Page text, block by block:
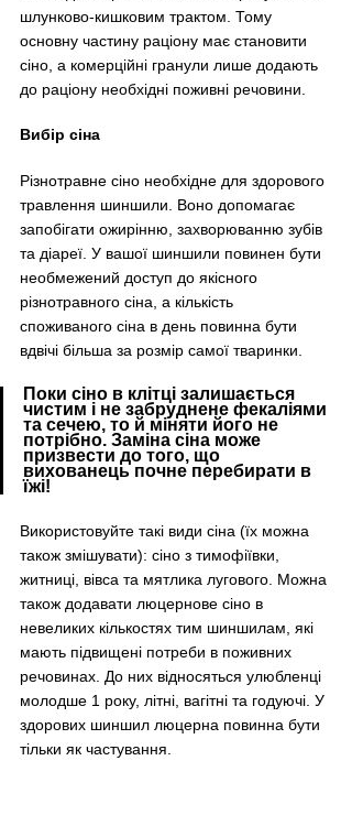
шлунково-кишковим трактом. Тому
основну частину раціону має становити
сіно, а комерційні гранули лише додають
до раціону необхідні поживні речовини.
Вибір сіна
Різнотравне сіно необхідне для здорового
травлення шиншили. Воно допомагає
запобігати ожирінню, захворюванню зубів
та діареї. У вашої шиншили повинен бути
необмежений доступ до якісного
різнотравного сіна, а кількість
споживаного сіна в день повинна бути
вдвічі більша за розмір самої тваринки.
Поки сіно в клітці залишається
чистим і не забруднене фекаліями
та сечею, то й міняти його не
потрібно. Заміна сіна може
призвести до того, що
вихованець почне перебирати в
їжі!
Використовуйте такі види сіна (їх можна
також змішувати): сіно з тимофіївки,
житниці, вівса та мятлика лугового. Можна
також додавати люцернове сіно в
невеликих кількостях тим шиншилам, які
мають підвищені потреби в поживних
речовинах. До них відносяться улюбленці
молодше 1 року, літні, вагітні та годуючі. У
здорових шиншил люцерна повинна бути
тільки як частування.